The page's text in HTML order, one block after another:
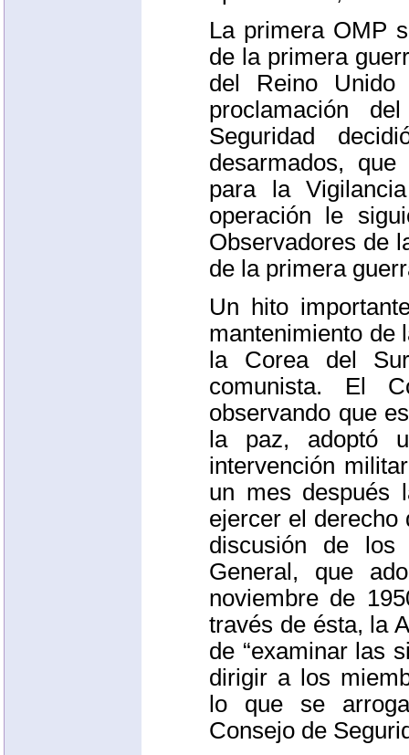
La primera OMP
de la primera
del Reino
proclamación
Seguridad
desarmados,
para la
operación le
Observadores de
de la primera
Un hito
mantenimiento de
la Corea del
comunista. El
observando que
la paz, adoptó
intervención
un mes después
ejercer el derecho
discusión de los
General, que
noviembre de
través de ésta, la
de “examinar las
dirigir a los
lo que se
Consejo de